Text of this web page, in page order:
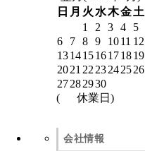
日 月 火 水木金土
1
2 3 4
5
6
7 8 9 1011 12
13141516171819
2021 22 23242526
27282930
(
休業日)
会社情報